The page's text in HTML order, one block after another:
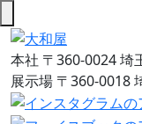
本社 〒360-0024 埼
展示場 〒360-0018